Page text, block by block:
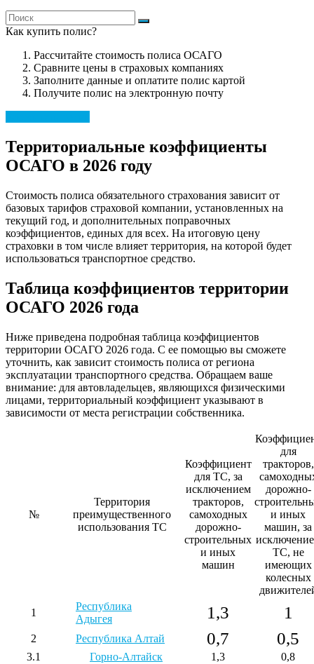
Как купить полис?
Рассчитайте стоимость полиса ОСАГО
Сравните цены в страховых компаниях
Заполните данные и оплатите полис картой
Получите полис на электронную почту
Территориальные коэффициенты
ОСАГО в 2026 году
Стоимость полиса обязательного страхования зависит от
базовых тарифов страховой компании, установленных на
текущий год, и дополнительных поправочных
коэффициентов, единых для всех. На итоговую цену
страховки в том числе влияет территория, на которой будет
использоваться транспортное средство.
Таблица коэффициентов территории
ОСАГО 2026 года
Ниже приведена подробная таблица коэффициентов
территории ОСАГО 2026 года. С ее помощью вы сможете
уточнить, как зависит стоимость полиса от региона
эксплуатации транспортного средства. Обращаем ваше
внимание: для автовладельцев, являющихся физическими
лицами, территориальный коэффициент указывают в
зависимости от места регистрации собственника.
№
Территория
преимущественного
использования ТС
Коэффициент
для ТС, за
исключением
тракторов,
самоходных
дорожно-
строительных
и иных
машин
для
тракторов,
дорожно-
и иных
машин, за
ТС, не
имеющих
колесных
1
Республика
Адыгея
1,3 1
2 Республика Алтай 0,7 0,5
3.1 Горно-Алтайск 1,3
0,8